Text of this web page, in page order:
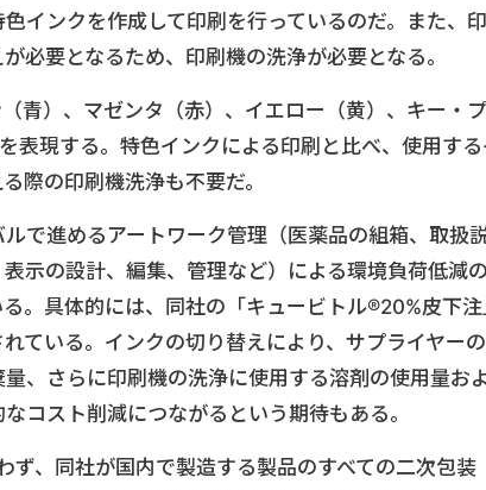
インクを作成して印刷を行っているのだ。また、印
必要となるため、印刷機の洗浄が必要となる。
青）、マゼンタ（赤）、イエロー（黄）、キー・プ
表現する。特色インクによる印刷と比べ、使用する
際の印刷機洗浄も不要だ。
で進めるアートワーク管理（医薬品の組箱、取扱
示の設計、編集、管理など）による環境負荷低減の
。具体的には、同社の「キュービトル®20%皮下注
ている。インクの切り替えにより、サプライヤーの
、さらに印刷機の洗浄に使用する溶剤の使用量お
コスト削減につながるという期待もある。
、同社が国内で製造する製品のすべての二次包装